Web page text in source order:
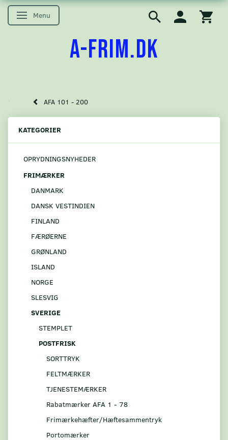
Skifte navigation
Menu
A-FRIM.DK
AFA 101 - 200
KATEGORIER
OPRYDNINGSNYHEDER
FRIMÆRKER
DANMARK
DANSK VESTINDIEN
FINLAND
FÆRØERNE
GRØNLAND
ISLAND
NORGE
SLESVIG
SVERIGE
STEMPLET
POSTFRISK
SORTTRYK
FELTMÆRKER
TJENESTEMÆRKER
Rabatmærker AFA 1 - 78
Frimærkehæfter/Hæftesammentryk
Portomærker